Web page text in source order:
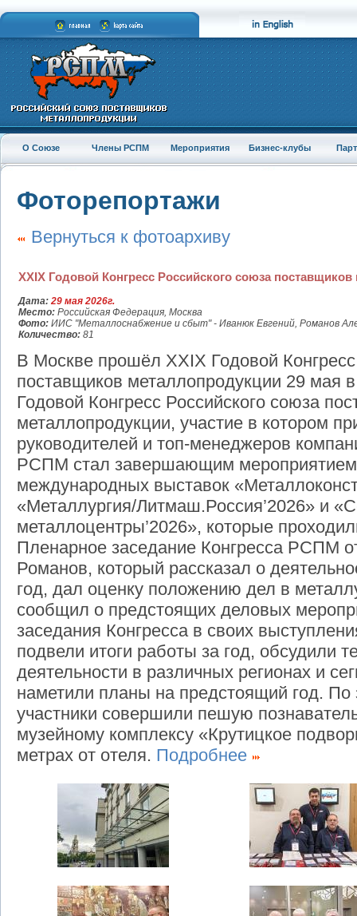
О Союзе Члены РСПМ Мероприятия Бизнес-клубы
Фоторепортажи
Вернуться к фотоархиву
XXIX Годовой Конгресс Российского союза
Дата: 29 мая 2026г.
Место: Российская Федерация, Москва
Фото: ИИС "Металлоснабжение и сбыт" - Иванюк Евгений, Романов
Количество: 81
В Москве прошёл XXIX Годовой
поставщиков металлопродукции 29 мая
Годовой Конгресс Российского союза
металлопродукции, участие в котором
руководителей и топ-менеджеров
РСПМ стал завершающим
международных выставок
«Металлургия/Литмаш.Россия’2026» и
металлоцентры’2026», которые
Пленарное заседание Конгресса РСПМ
Романов, который рассказал о
год, дал оценку положению дел в
сообщил о предстоящих деловых
заседания Конгресса в своих
подвели итоги работы за год, обсудили
деятельности в различных регионах и
наметили планы на предстоящий год.
участники совершили пешую
музейному комплексу «Крутицкое
метрах от отеля. Подробнее